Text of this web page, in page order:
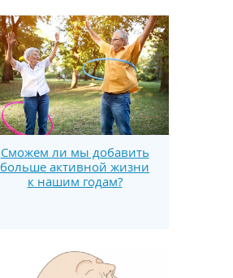
Сможем ли мы добавить
больше активной жизни
к нашим годам?